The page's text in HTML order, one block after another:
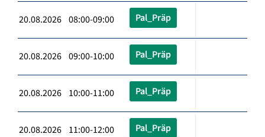
20.08.2026 08:00-09:00 Pal_Präp
20.08.2026 09:00-10:00 Pal_Präp
20.08.2026 10:00-11:00 Pal_Präp
20.08.2026 11:00-12:00 Pal_Präp